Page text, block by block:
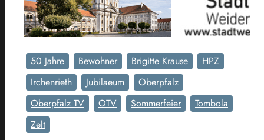
50 Jahre Bewohner Brigitte Krause
HPZ
Irchenrieth
Jubilaeum
Oberpfalz
Oberpfalz TV
OTV Sommerfeier
Tombola
Zelt